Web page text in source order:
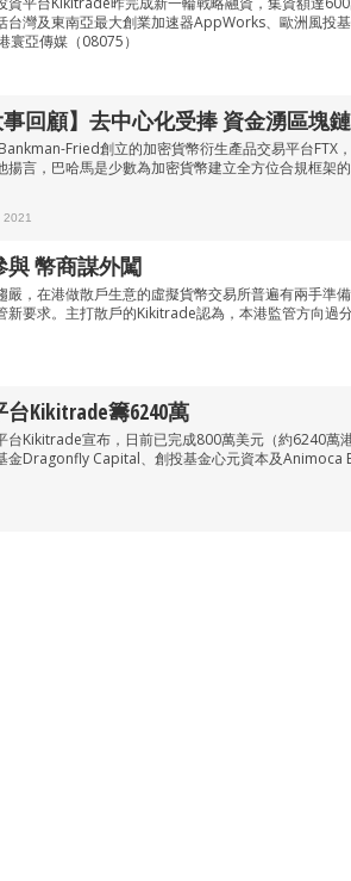
台灣及東南亞最大創業加速器AppWorks、歐洲風投
寰亞傳媒（08075）
事回顧】去中心化受捧 資金湧區塊鏈
Fried創立的加密貨幣衍生產品交易平台FTX
揚言，巴哈馬是少數為加密貨幣建立全方位合規框架
2021
與 幣商謀外闖
嚴，在港做散戶生意的虛擬貨幣交易所普遍有兩手準
新要求。主打散戶的Kikitrade認為，本港監管方向過
Kikitrade籌6240萬
台Kikitrade宣布，日前已完成800萬美元（約6240萬
金Dragonfly Capital、創投基金心元資本及Animoca